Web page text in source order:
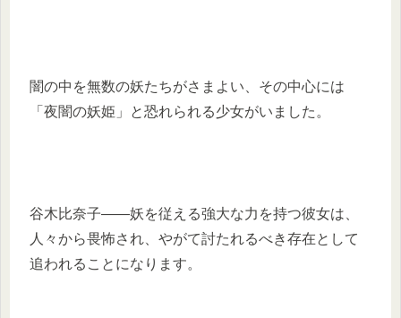
闇の中を無数の妖たちがさまよい、その中心には
「夜闇の妖姫」と恐れられる少女がいました。
谷木比奈子――妖を従える強大な力を持つ彼女は、
人々から畏怖され、やがて討たれるべき存在として
追われることになります。